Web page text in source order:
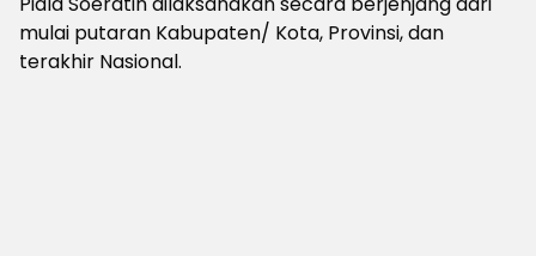
mulai putaran Kabupaten/ Kota, Provinsi, dan
terakhir Nasional.